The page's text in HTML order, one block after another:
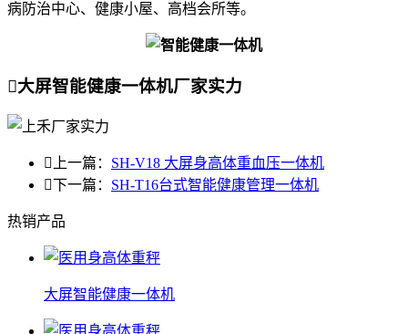
病防治中心、健康小屋、高档会所等。
大屏智能健康一体机厂家实力
 上一篇： SH-V18 大屏身高体重血压一体机
下一篇： SH-T16台式智能健康管理一体机
热销产品
大屏智能健康一体机